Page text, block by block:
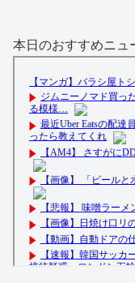
本日のおすすめニュ